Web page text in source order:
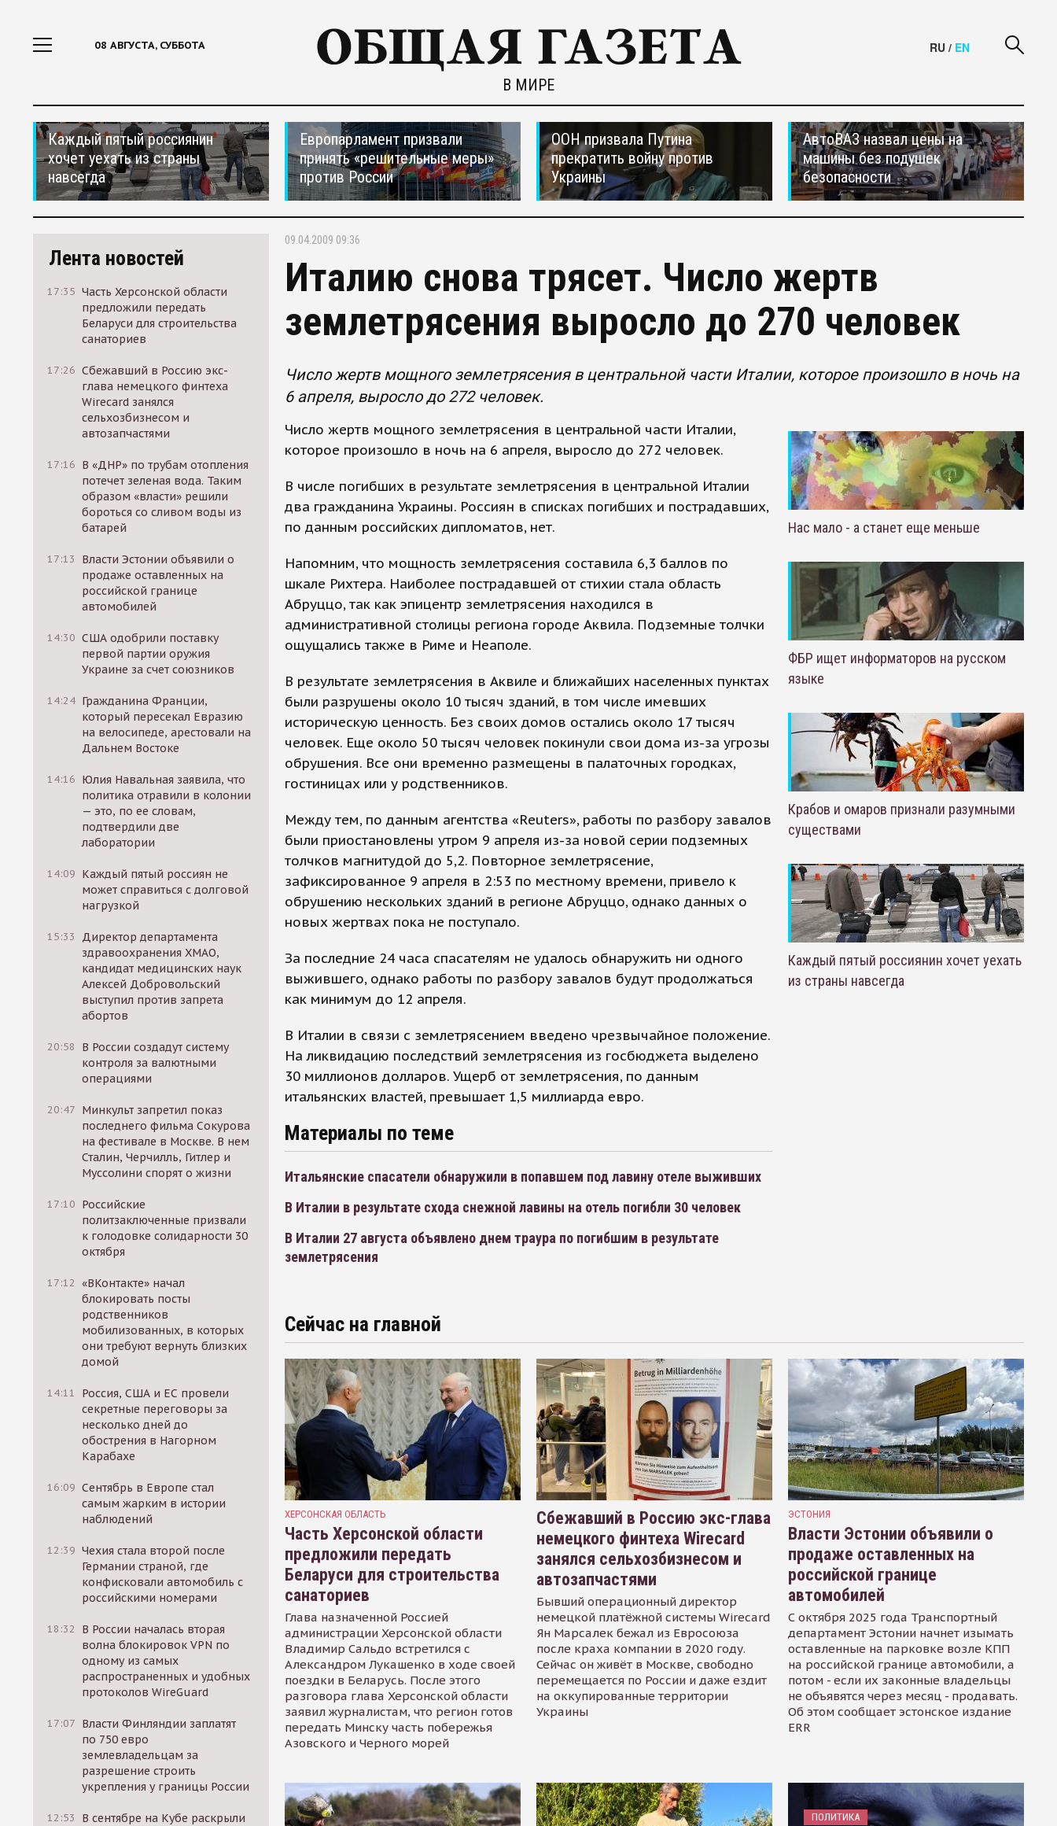
08 АВГУСТА, СУББОТА
В МИРЕ
RU / EN
Каждый пятый россиянин
хочет уехать из страны
навсегда
Европарламент призвали
принять «решительные меры»
против России
ООН призвала Путина
прекратить войну против
Украины
АвтоВАЗ назвал цены на
машины без подушек
безопасности
Лента новостей
17:35 Часть Херсонской области
предложили передать
Беларуси для строительства
санаториев
17:26 Сбежавший в Россию экс-
глава немецкого финтеха
Wirecard занялся
сельхозбизнесом и
автозапчастями
17:16 В «ДНР» по трубам отопления
потечет зеленая вода. Таким
образом «власти» решили
бороться со сливом воды из
батарей
17:13
Власти Эстонии объявили о
продаже оставленных на
российской границе
автомобилей
14:30 США одобрили поставку
первой партии оружия
Украине за счет союзников
14:24 Гражданина Франции,
который пересекал Евразию
на велосипеде, арестовали на
Дальнем Востоке
14:16 Юлия Навальная заявила, что
политика отравили в колонии
— это, по ее словам,
подтвердили две
лаборатории
14:09 Каждый пятый россиян не
может справиться с долговой
нагрузкой
15:33
Директор департамента
здравоохранения ХМАО,
кандидат медицинских наук
Алексей Добровольский
выступил против запрета
абортов
20:58
В России создадут систему
контроля за валютными
операциями
20:47 Минкульт запретил показ
последнего фильма Сокурова
на фестивале в Москве. В нем
Сталин, Черчилль, Гитлер и
Муссолини спорят о жизни
17:10 Российские
политзаключенные призвали
к голодовке солидарности 30
октября
17:12 «ВКонтакте» начал
блокировать посты
родственников
мобилизованных, в которых
они требуют вернуть близких
домой
14:11
Россия, США и ЕС провели
секретные переговоры за
несколько дней до
обострения в Нагорном
Карабахе
16:09 Сентябрь в Европе стал
самым жарким в истории
наблюдений
12:39 Чехия стала второй после
Германии страной, где
конфисковали автомобиль с
российскими номерами
18:32
В России началась вторая
волна блокировок VPN по
одному из самых
распространенных и удобных
протоколов WireGuard
17:07 Власти Финляндии заплатят
по 750 евро
землевладельцам за
разрешение строить
укрепления у границы России
12:53
В сентябре на Кубе раскрыли
09.04.2009 09:36
Италию снова трясет. Число жертв
землетрясения выросло до 270 человек
Число жертв мощного землетрясения в центральной части Италии, которое произошло в ночь на
6 апреля, выросло до 272 человек.
Число жертв мощного землетрясения в центральной части Италии,
которое произошло в ночь на 6 апреля, выросло до 272 человек.
В числе погибших в результате землетрясения в центральной Италии
два гражданина Украины. Россиян в списках погибших и пострадавших,
по данным российских дипломатов, нет.
Напомним, что мощность землетрясения составила 6,3 баллов по
шкале Рихтера. Наиболее пострадавшей от стихии стала область
Абруццо, так как эпицентр землетрясения находился в
административной столицы региона городе Аквила. Подземные толчки
ощущались также в Риме и Неаполе.
В результате землетрясения в Аквиле и ближайших населенных пунктах
были разрушены около 10 тысяч зданий, в том числе имевших
историческую ценность. Без своих домов остались около 17 тысяч
человек. Еще около 50 тысяч человек покинули свои дома из-за угрозы
обрушения. Все они временно размещены в палаточных городках,
гостиницах или у родственников.
Между тем, по данным агентства «Reuters», работы по разбору завалов
были приостановлены утром 9 апреля из-за новой серии подземных
толчков магнитудой до 5,2. Повторное землетрясение,
зафиксированное 9 апреля в 2:53 по местному времени, привело к
обрушению нескольких зданий в регионе Абруццо, однако данных о
новых жертвах пока не поступало.
За последние 24 часа спасателям не удалось обнаружить ни одного
выжившего, однако работы по разбору завалов будут продолжаться
как минимум до 12 апреля.
В Италии в связи с землетрясением введено чрезвычайное положение.
На ликвидацию последствий землетрясения из госбюджета выделено
30 миллионов долларов. Ущерб от землетрясения, по данным
итальянских властей, превышает 1,5 миллиарда евро.
Материалы по теме
Итальянские спасатели обнаружили в попавшем под лавину отеле выживших
В Италии в результате схода снежной лавины на отель погибли 30 человек
В Италии 27 августа объявлено днем траура по погибшим в результате
землетрясения
Нас мало - а станет еще меньше
ФБР ищет информаторов на русском
языке
Крабов и омаров признали разумными
существами
Каждый пятый россиянин хочет уехать
из страны навсегда
Сейчас на главной
ХЕРСОНСКАЯ ОБЛАСТЬ
Часть Херсонской области
предложили передать
Беларуси для строительства
санаториев
Глава назначенной Россией
администрации Херсонской области
Владимир Сальдо встретился с
Александром Лукашенко в ходе своей
поездки в Беларусь. После этого
разговора глава Херсонской области
заявил журналистам, что регион готов
передать Минску часть побережья
Азовского и Черного морей
Сбежавший в Россию экс-глава
немецкого финтеха Wirecard
занялся сельхозбизнесом и
автозапчастями
Бывший операционный директор
немецкой платёжной системы Wirecard
Ян Марсалек бежал из Евросоюза
после краха компании в 2020 году.
Сейчас он живёт в Москве, свободно
перемещается по России и даже ездит
на оккупированные территории
Украины
ЭСТОНИЯ
Власти Эстонии объявили о
продаже оставленных на
российской границе
автомобилей
С октября 2025 года Транспортный
департамент Эстонии начнет изымать
оставленные на парковке возле КПП
на российской границе автомобили, а
потом - если их законные владельцы
не объявятся через месяц - продавать.
Об этом сообщает эстонское издание
ERR
ПОЛИТИКА